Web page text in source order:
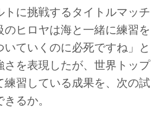
に挑戦するタイトルマッチ
ヒロヤは海と一緒に練習を
いていくのに必死ですね」と
を表現したが、世界トップ
習している成果を、次の試
るか。